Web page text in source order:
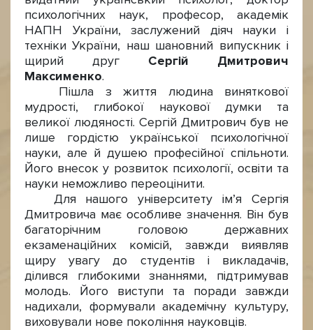
психологічних наук, професор, академік
НАПН України, заслужений діяч науки і
техніки України, наш шановний випускник і
щирий друг Сергій Дмитрович
Максименко.
Пішла з життя людина виняткової
мудрості, глибокої наукової думки та
великої людяності. Сергій Дмитрович був не
лише гордістю української психологічної
науки, але й душею професійної спільноти.
Його внесок у розвиток психології, освіти та
науки неможливо переоцінити.
Для нашого університету ім’я Сергія
Дмитровича має особливе значення. Він був
багаторічним головою державних
екзаменаційних комісій, завжди виявляв
щиру увагу до студентів і викладачів,
ділився глибокими знаннями, підтримував
молодь. Його виступи та поради завжди
надихали, формували академічну культуру,
виховували нове покоління науковців.